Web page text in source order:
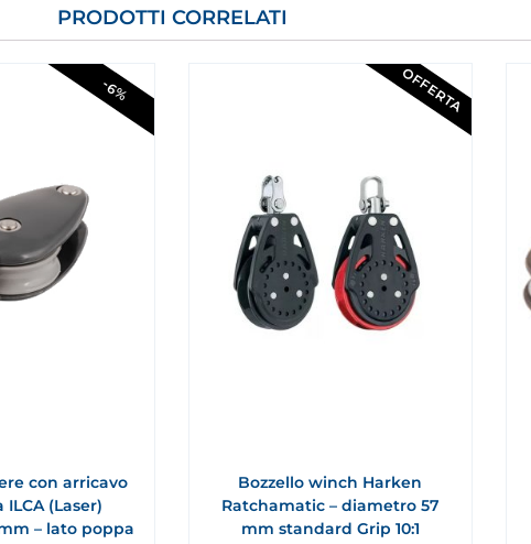
PRODOTTI CORRELATI
-6%
con arricavo
(Laser)
– lato poppa
OFFERTA
Bozzello winch Harken
Ratchamatic – diametro 57
mm standard Grip 10:1